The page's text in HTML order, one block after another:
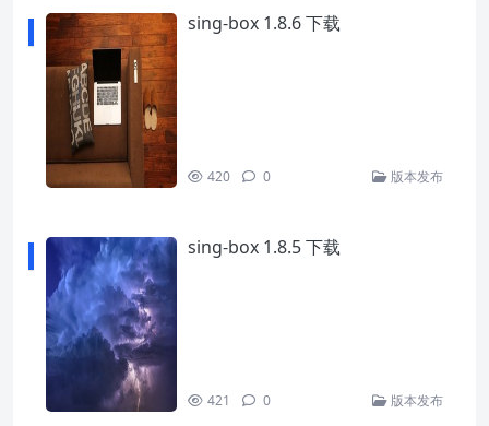
sing-box 1.8.6 下载
420 0 版本发布
sing-box 1.8.5 下载
421 0 版本发布